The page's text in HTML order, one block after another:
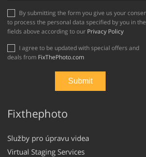
to process the personal data specified by you in the
fields above according to our Privacy Policy
deals from FixThePhoto.com
Fixthephoto
Služby pro úpravu videa
Virtual Staging Services